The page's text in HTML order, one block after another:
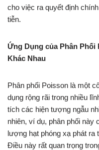
cho việc ra quyết định
tiễn.
Ứng Dụng của Phân
Khác Nhau
Phân phối Poisson là một
dụng rộng rãi trong nhiều
tích các hiện tượng ngẫu
nhiên, ví dụ, phân phối này
lượng hạt phóng xạ phát ra
Điều này rất quan trọng